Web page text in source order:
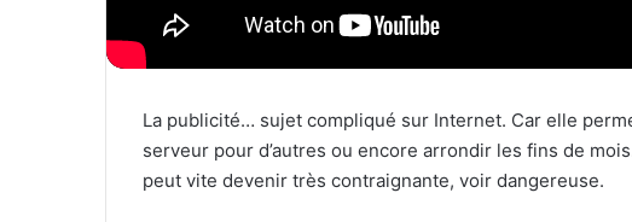
La publicité… sujet compliqué sur Internet. Car elle
serveur pour d’autres ou encore arrondir les fins de
peut vite devenir très contraignante, voir dangereuse.